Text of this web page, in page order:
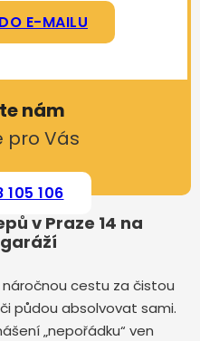
E-MAILU
nám
pro Vás
105 106
v Praze 14 na
cestu za čistou
půdou absolvovat sami.
„nepořádku“ ven